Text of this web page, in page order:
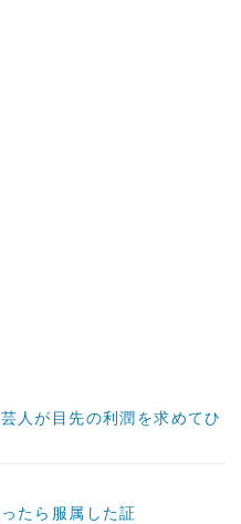
人が目先の利潤を求めてひ
たら服属した証